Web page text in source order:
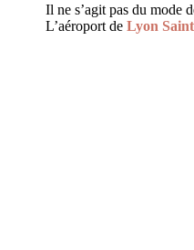
Il ne s’agit pas du mode
L’aéroport deLyon